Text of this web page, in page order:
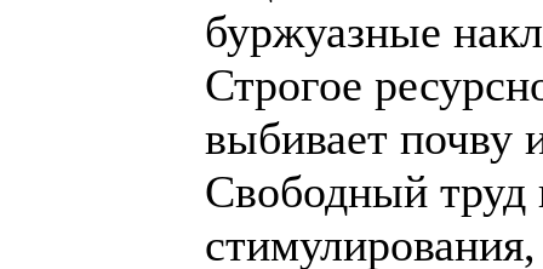
буржуазные
Строгое
выбивает почву
Свободный труд